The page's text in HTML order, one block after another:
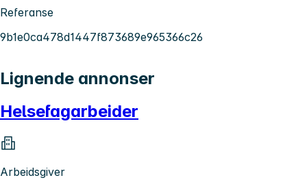
Referanse
9b1e0ca478d1447f873689e965366c26
Lignende annonser
Helsefagarbeider
Arbeidsgiver